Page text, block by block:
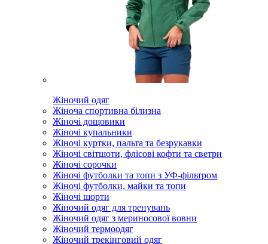
Жіночий одяг
Жіноча спортивна білизна
Жіночі дощовики
Жіночі купальники
Жіночі куртки, пальта та безрукавки
Жіночі світшоти, флісові кофти та светри
Жіночі сорочки
Жіночі футболки та топи з УФ-фільтром
Жіночі футболки, майки та топи
Жіночі шорти
Жіночий одяг для тренувань
Жіночий одяг з мериносової вовни
Жіночий термоодяг
Жіночий трекінговий одяг